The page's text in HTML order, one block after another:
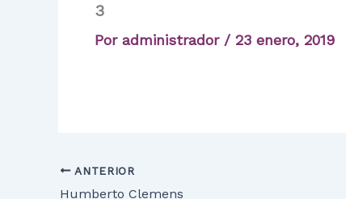
3
Por administrador / 23 enero, 2019
ANTERIOR
Humberto Clemens